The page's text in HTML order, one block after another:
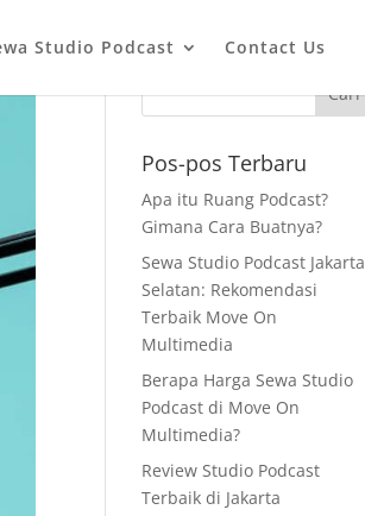
Studio Podcast Contact Us
Pos-pos Terbaru
Apa itu Ruang Podcast?
Gimana Cara Buatnya?
Sewa Studio Podcast Jakarta
Selatan: Rekomendasi
Terbaik Move On
Multimedia
Berapa Harga Sewa Studio
Podcast di Move On
Multimedia?
Review Studio Podcast
Terbaik di Jakarta